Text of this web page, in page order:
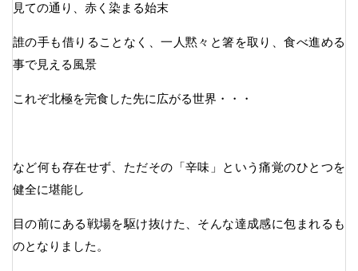
見ての通り、赤く染まる始末
誰の手も借りることなく、一人黙々と箸を取り、食べ進める
事で見える風景
これぞ北極を完食した先に広がる世界・・・
など何も存在せず、ただその「辛味」という痛覚のひとつを
健全に堪能し
目の前にある戦場を駆け抜けた、そんな達成感に包まれるも
のとなりました。